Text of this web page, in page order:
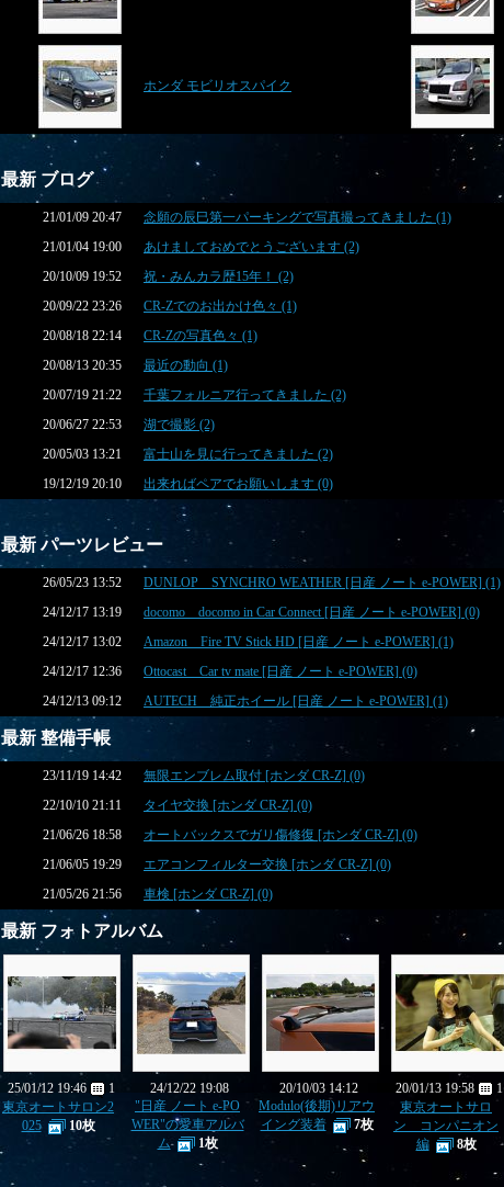
ホンダ モビリオスパイク
最新 ブログ
21/01/09 20:47
念願の辰巳第一パーキングで写真撮ってきました (1)
21/01/04 19:00
あけましておめでとうございます (2)
20/10/09 19:52
祝・みんカラ歴15年！ (2)
20/09/22 23:26
CR-Zでのお出かけ色々 (1)
20/08/18 22:14
CR-Zの写真色々 (1)
20/08/13 20:35
最近の動向 (1)
20/07/19 21:22
千葉フォルニア行ってきました (2)
20/06/27 22:53
湖で撮影 (2)
20/05/03 13:21
富士山を見に行ってきました (2)
19/12/19 20:10
出来ればペアでお願いします (0)
最新 パーツレビュー
26/05/23 13:52
DUNLOP SYNCHRO WEATHER [日産 ノート e-POWER] (1)
24/12/17 13:19
docomo docomo in Car Connect [日産 ノート e-POWER] (0)
24/12/17 13:02
Amazon Fire TV Stick HD [日産 ノート e-POWER] (1)
24/12/17 12:36
Ottocast Car tv mate [日産 ノート e-POWER] (0)
24/12/13 09:12
AUTECH 純正ホイール [日産 ノート e-POWER] (1)
最新 整備手帳
23/11/19 14:42
無限エンブレム取付 [ホンダ CR-Z] (0)
22/10/10 21:11
タイヤ交換 [ホンダ CR-Z] (0)
21/06/26 18:58
オートバックスでガリ傷修復 [ホンダ CR-Z] (0)
21/06/05 19:29
エアコンフィルター交換 [ホンダ CR-Z] (0)
21/05/26 21:56
車検 [ホンダ CR-Z] (0)
最新 フォトアルバム
25/01/12 19:46
1
東京オートサロン2
025
10枚
24/12/22 19:08
"日産 ノート e-PO
WER"の愛車アルバ
ム
1枚
20/10/03 14:12
Modulo(後期)リアウ
イング装着
7枚
20/01/13 19:58
1
東京オートサロ
ン コンパニオン
編
8枚